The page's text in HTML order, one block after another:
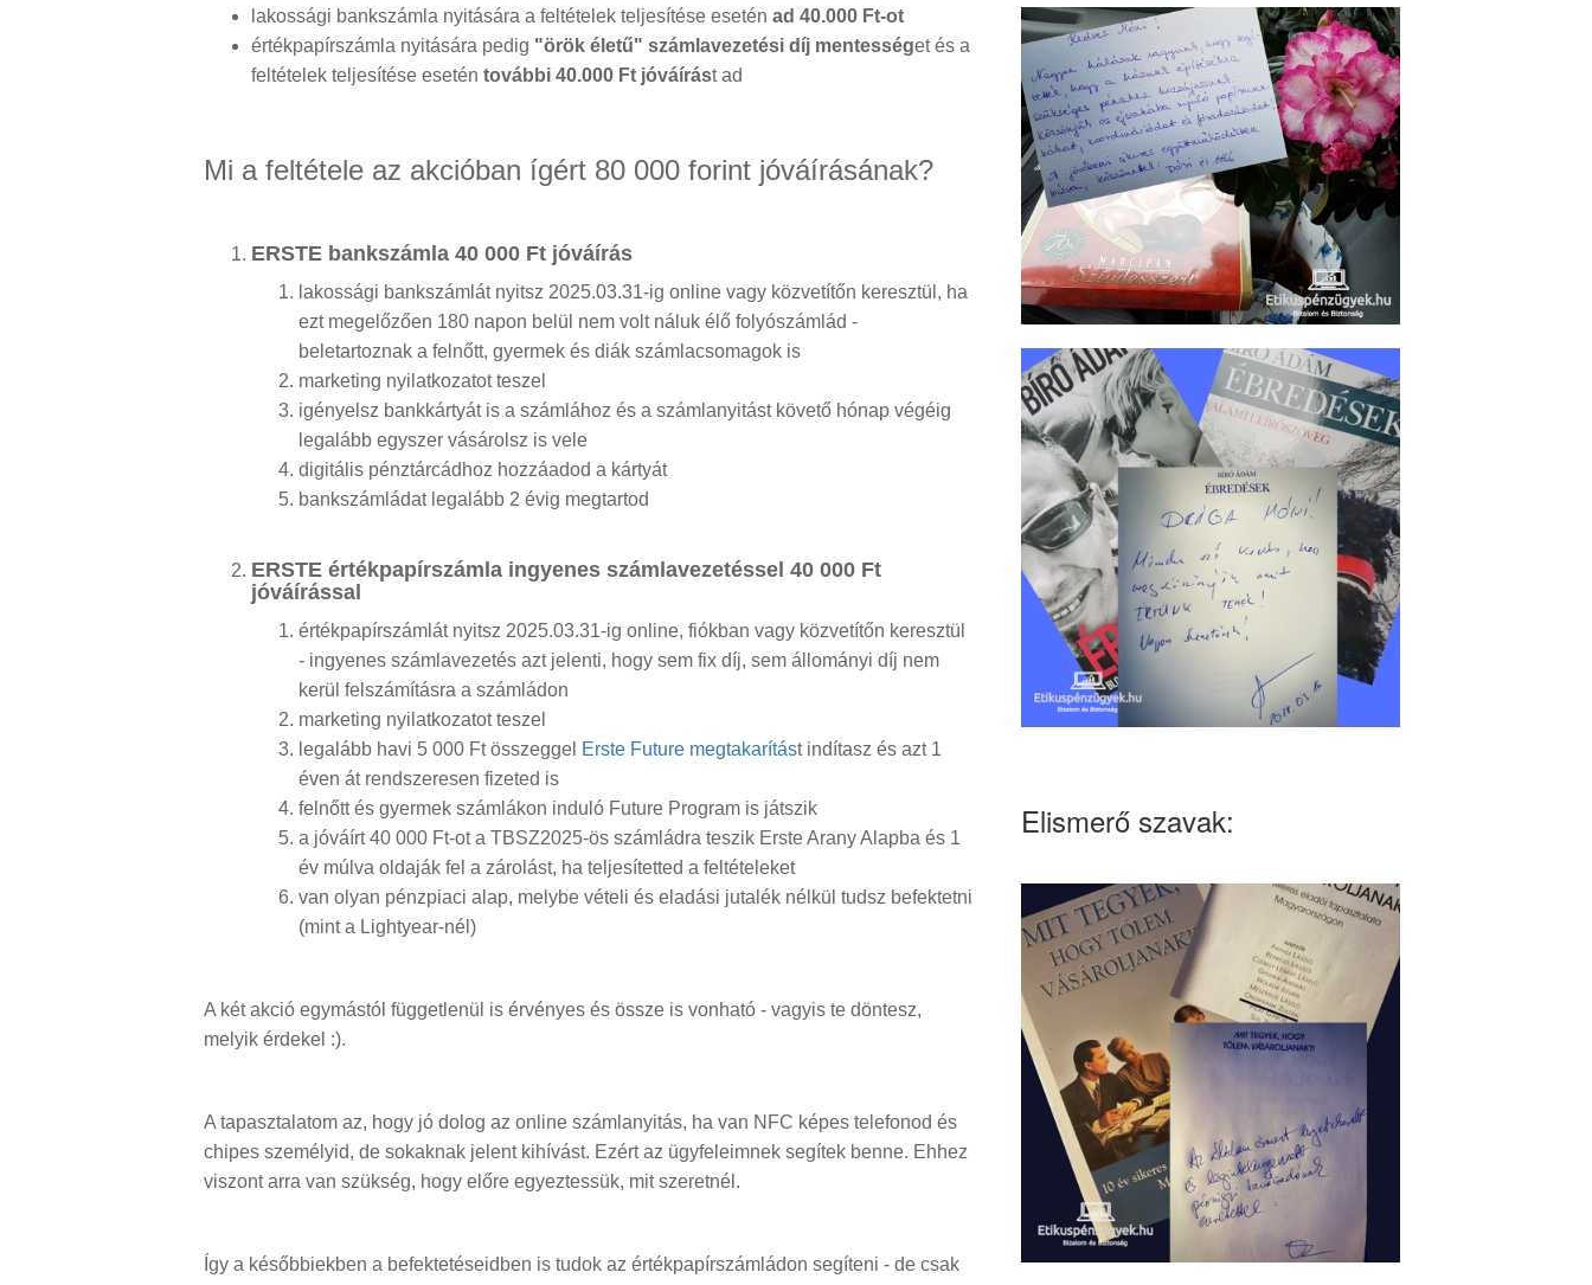
lakossági bankszámla nyitására a feltételek teljesítése esetén ad 40.000 Ft-ot
értékpapírszámla nyitására pedig "örök életű" számlavezetési díj mentességet és a
feltételek teljesítése esetén további 40.000 Ft jóváírást ad
Mi a feltétele az akcióban ígért 80 000 forint jóváírásának?
ERSTE bankszámla 40 000 Ft jóváírás
lakossági bankszámlát nyitsz 2025.03.31-ig online vagy közvetítőn keresztül, ha
ezt megelőzően 180 napon belül nem volt náluk élő folyószámlád -
beletartoznak a felnőtt, gyermek és diák számlacsomagok is
marketing nyilatkozatot teszel
igényelsz bankkártyát is a számlához és a számlanyitást követő hónap végéig
legalább egyszer vásárolsz is vele
digitális pénztárcádhoz hozzáadod a kártyát
bankszámládat legalább 2 évig megtartod
ERSTE értékpapírszámla ingyenes számlavezetéssel 40 000 Ft
jóváírással
értékpapírszámlát nyitsz 2025.03.31-ig online, fiókban vagy közvetítőn keresztül
- ingyenes számlavezetés azt jelenti, hogy sem fix díj, sem állományi díj nem
kerül felszámításra a számládon
marketing nyilatkozatot teszel
legalább havi 5 000 Ft összeggel Erste Future megtakarítást indítasz és azt 1
éven át rendszeresen fizeted is
felnőtt és gyermek számlákon induló Future Program is játszik
a jóváírt 40 000 Ft-ot a TBSZ2025-ös számládra teszik Erste Arany Alapba és 1
év múlva oldaják fel a zárolást, ha teljesítetted a feltételeket
van olyan pénzpiaci alap, melybe vételi és eladási jutalék nélkül tudsz befektetni
(mint a Lightyear-nél)
A két akció egymástól függetlenül is érvényes és össze is vonható - vagyis te döntesz,
melyik érdekel :).
A tapasztalatom az, hogy jó dolog az online számlanyitás, ha van NFC képes telefonod és
chipes személyid, de sokaknak jelent kihívást. Ezért az ügyfeleimnek segítek benne. Ehhez
viszont arra van szükség, hogy előre egyeztessük, mit szeretnél.
Így a későbbiekben a befektetéseidben is tudok az értékpapírszámládon segíteni - de csak
Elismerő szavak: